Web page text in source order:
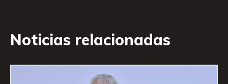
Noticias relacionadas